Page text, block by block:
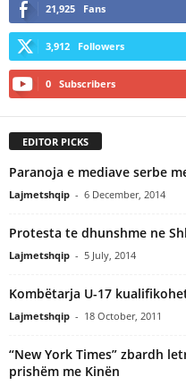
21,925 Fans
3,912 Followers
0 Subscribers
EDITOR PICKS
Paranoja e mediave serbe
Lajmetshqip - 6 December, 2014
Protesta te dhunshme ne
Lajmetshqip - 5 July, 2014
Kombëtarja U-17
Lajmetshqip - 18 October, 2011
“New York Times” zbardh
prishëm me Kinën